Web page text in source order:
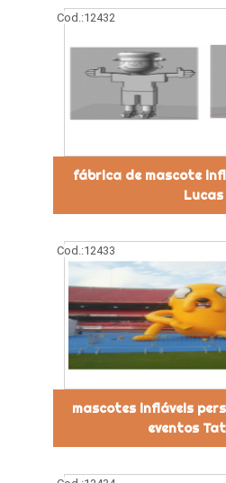
Cod.:12432
fábrica de mascote
Lucas
Cod.:12433
mascotes infláveis
eventos